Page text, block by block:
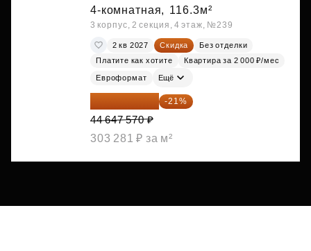
4-комнатная, 116.3м²
3 корпус, 2 секция, 4 этаж, №239
2 кв 2027 Скидка
Без отделки
Платите как хотите
Квартира за 2 000 ₽/мес
Евроформат Ещё
35 271 580 ₽ -21%
44 647 570 ₽
303 281 ₽ за м²